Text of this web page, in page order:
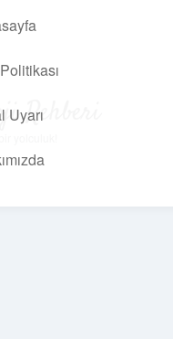
Uyarı
Rehberi